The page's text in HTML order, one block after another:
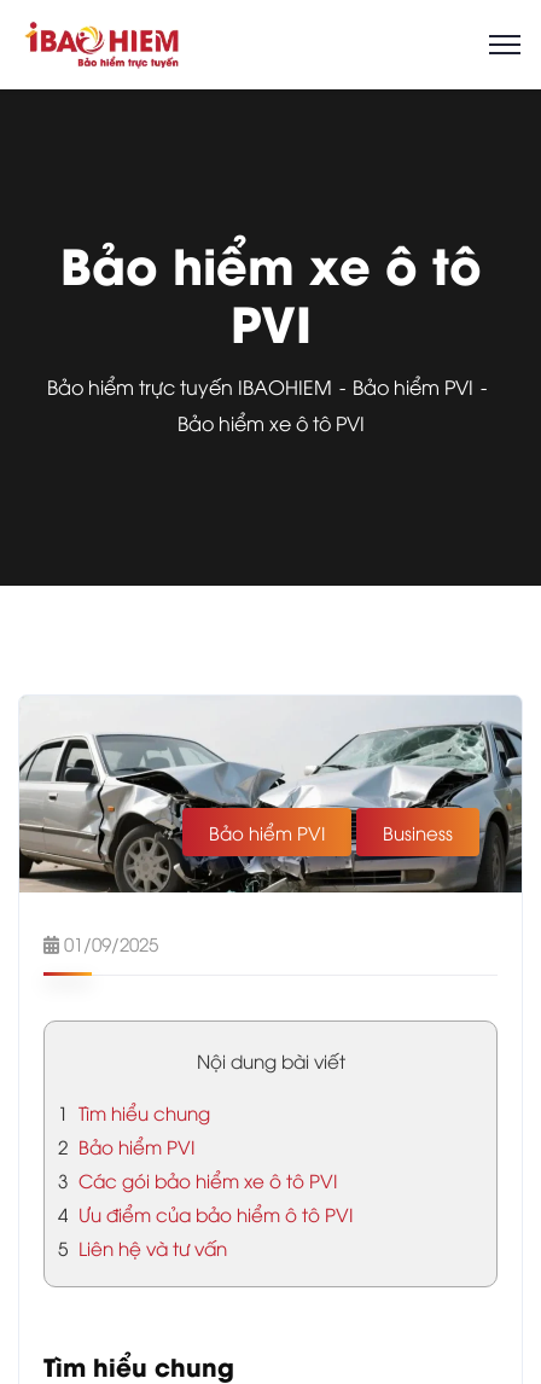
Bảo hiểm xe ô tô
PVI
Bảo hiểm trực tuyến IBAOHIEM
Bảo hiểm PVI
Bảo hiểm xe ô tô PVI
Bảo hiểm PVI Business
01/09/2025
Nội dung bài viết
1 Tìm hiểu chung
2 Bảo hiểm PVI
3 Các gói bảo hiểm xe ô tô PVI
4 Ưu điểm của bảo hiểm ô tô PVI
5 Liên hệ và tư vấn
Tìm hiểu chung